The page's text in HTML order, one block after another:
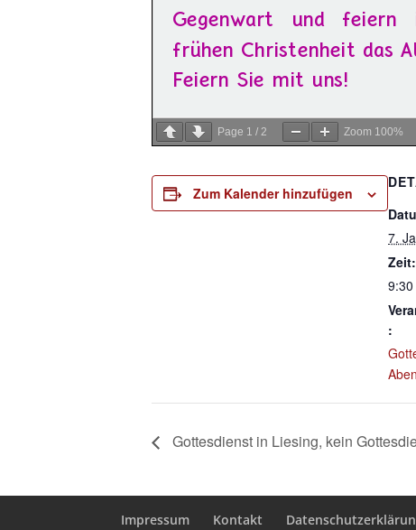
Page 1 / 2 Zoom 100%
Zum Kalender hinzufügen
7.
Zeit:
:
Gottesdienst in Liesing, kein
Impressum Kontakt